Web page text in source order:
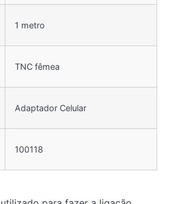
1 metro
TNC fêmea
Adaptador Celular
100118